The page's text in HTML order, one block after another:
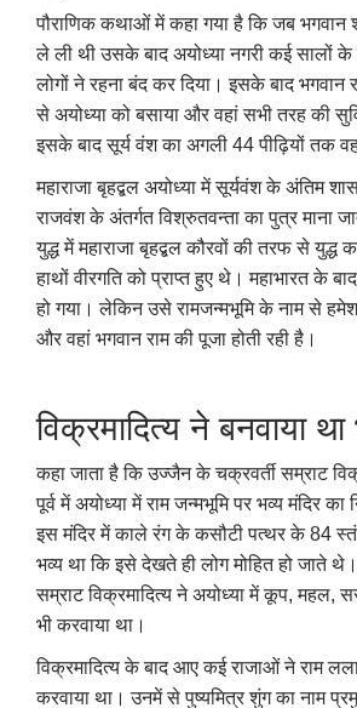
पौराणिक कथाओं में कहा गया है कि जब भगवान
ले ली थी उसके बाद अयोध्या नगरी कई सालों
लोगों ने रहना बंद कर दिया। इसके बाद
से अयोध्या को बसाया और वहां सभी तरह की
इसके बाद सूर्य वंश का अगली 44 पीढ़ियों तक
महाराजा बृहद्बल अयोध्या में सूर्यवंश के अंतिम
राजवंश के अंतर्गत विश्रुतवन्ता का पुत्र माना
युद्ध में महाराजा बृहद्बल कौरवों की तरफ से युद्ध
हाथों वीरगति को प्राप्त हुए थे। महाभारत के
हो गया। लेकिन उसे रामजन्मभूमि के नाम से
और वहां भगवान राम की पूजा होती रही है।
विक्रमादित्य ने बनवाया था
कहा जाता है कि उज्जैन के चक्रवर्ती सम्राट
पूर्व में अयोध्या में राम जन्मभूमि पर भव्य मंदिर का
इस मंदिर में काले रंग के कसौटी पत्थर के 84
भव्य था कि इसे देखते ही लोग मोहित हो जाते
सम्राट विक्रमादित्य ने अयोध्या में कूप,महल,
भी करवाया था।
विक्रमादित्य के बाद आए कई राजाओं ने राम लला
करवाया था। उनमें से पुष्यमित्र शुंग का नाम